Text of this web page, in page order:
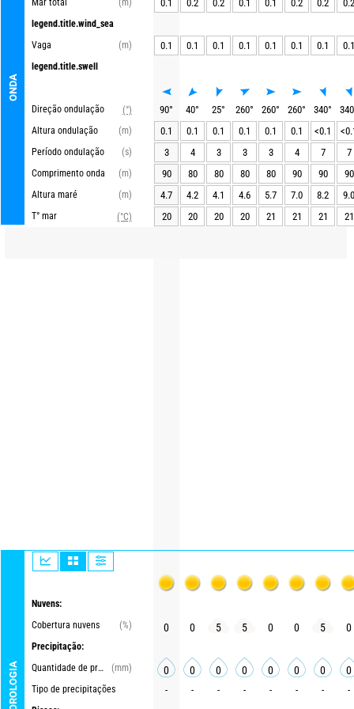
ONDA
Mar total
(m)
legend.title.wind_sea
Vaga
(m)
legend.title.swell
Direção ondulação
(°)
Altura ondulação
(m)
Período ondulação
(s)
Comprimento onda
(m)
Altura maré
(m)
T° mar
(°C)
Nuvens:
Cobertura nuvens
(%)
Precipitação:
Quantidade de precipitações
(mm)
Tipo de precipitações
0.1 0.2 0.2 0.1 0.1 0.2 0.2 0.2
0.1 0.1 0.1 0.1 0.1 0.1 0.1 0.1
90° 40° 25° 260° 260° 260° 340°
340
0.1
0.1 0.1 0.1 0.1 0.1 <0.1
3
4 3 3 3 4 7
7
90
80 80 80 80 90 90
90
4.7
4.2 4.1 4.6 5.7 7.0 8.2
9.0
20
20 20 20 21 21 21 21
0 0 5 5 0 0 5 0
0 0 0 0 0 0 0 0
- - - - - - - -